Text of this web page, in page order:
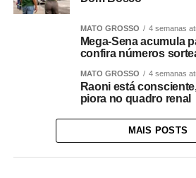
MATO GROSSO 4 semanas
Mega-Sena acumula
confira números
MATO GROSSO 4 semanas
Raoni está
piora no quadro renal
MAIS POSTS